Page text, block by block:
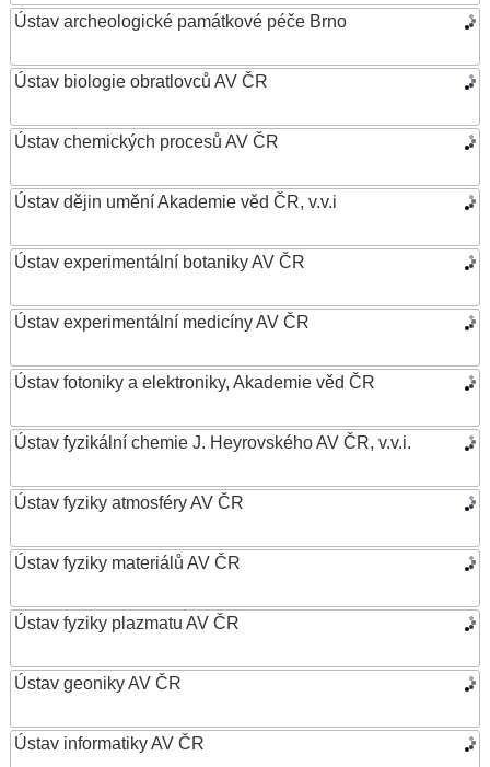
Ústav archeologické památkové péče Brno
Ústav biologie obratlovců AV ČR
Ústav chemických procesů AV ČR
Ústav dějin umění Akademie věd ČR, v.v.i
Ústav experimentální botaniky AV ČR
Ústav experimentální medicíny AV ČR
Ústav fotoniky a elektroniky, Akademie věd ČR
Ústav fyzikální chemie J. Heyrovského AV ČR, v.v.i.
Ústav fyziky atmosféry AV ČR
Ústav fyziky materiálů AV ČR
Ústav fyziky plazmatu AV ČR
Ústav geoniky AV ČR
Ústav informatiky AV ČR